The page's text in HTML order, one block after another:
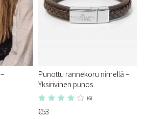
Punottu rannekoru nimellä –
Yksirivinen punos
(6)
€53